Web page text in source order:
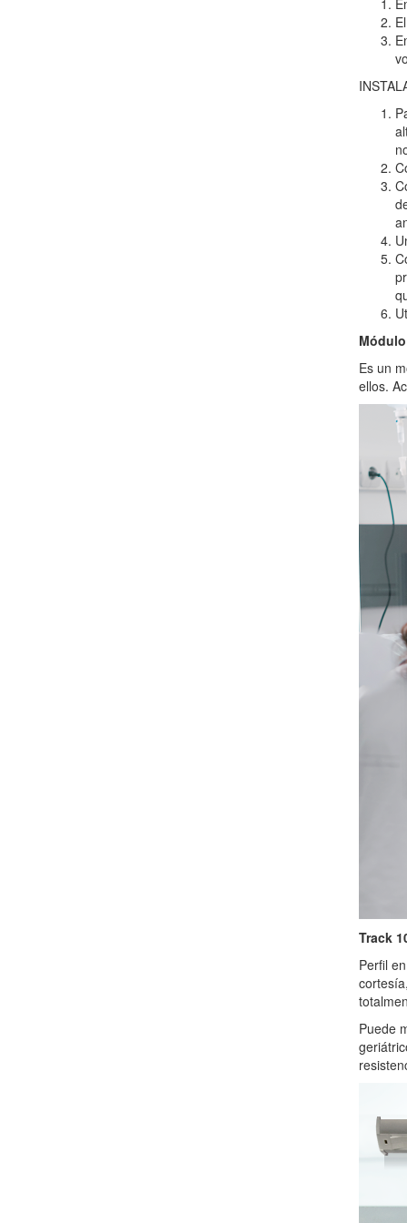
Es un
ellos.
Track
Perfil
Puede